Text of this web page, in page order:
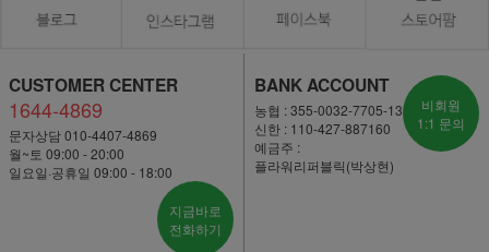
CUSTOMER CENTER
1644-4869
문자상담 010-4407-4869
월~토 09:00 - 20:00
일요일·공휴일 09:00 - 18:00
지금바로
전화하기
BANK ACCOUNT
농협 : 355-0032-7705-13
신한 : 110-427-887160
예금주 :
플라워리퍼블릭(박상현)
비회원
1:1 문의